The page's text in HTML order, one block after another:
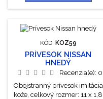
KÓD: KOZ59
PRÍVESOK NISSAN
HNEDÝ
Recenzia(e): 0
Obojstranný prívesok imitácia
kože, celkový rozmer: 11 x 1,8